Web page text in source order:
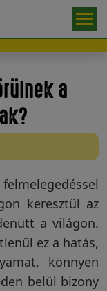
a
keresztül az
a világon.
ez a hatás,
könnyen
belül bizony